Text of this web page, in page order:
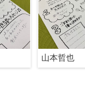
山本哲也